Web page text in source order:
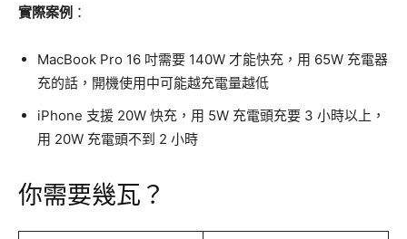
實際案例 ：
MacBook Pro 16 吋需要 140W 才能快充，用 65W 充電器
充的話，開機使用中可能越充電量越低
iPhone 支援 20W 快充，用 5W 充電頭充要 3 小時以上，
用 20W 充電頭不到 2 小時
你需要幾瓦？